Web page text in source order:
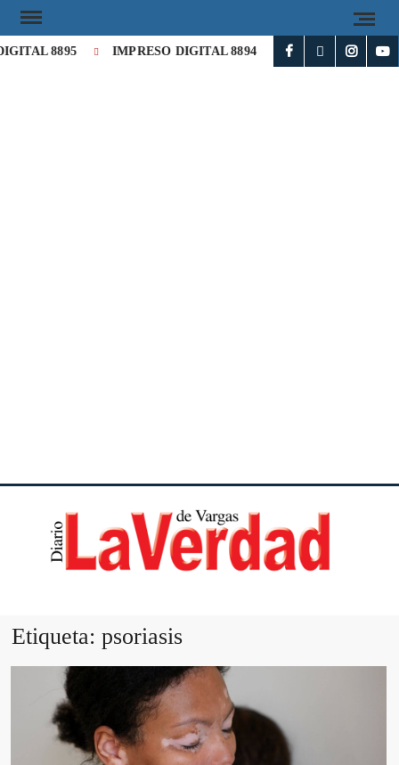
8895 IMPRESO DIGITAL 8894 Milei cataloga de
Etiqueta:psoriasis